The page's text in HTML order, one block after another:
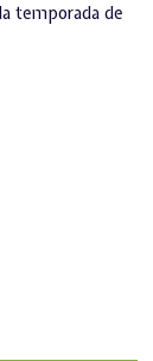
temporada de